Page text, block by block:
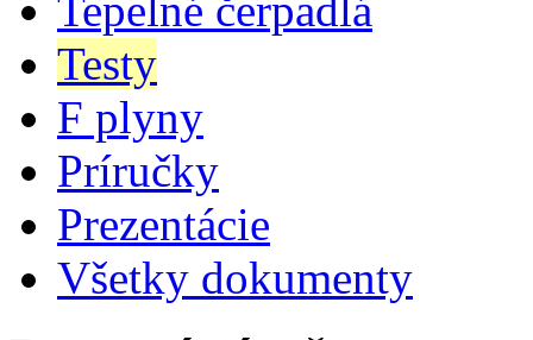
Testy
F plyny
Príručky
Prezentácie
Všetky dokumenty